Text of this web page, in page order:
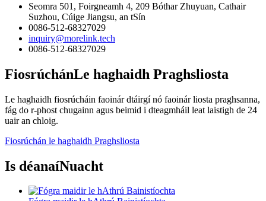
Seomra 501, Foirgneamh 4, 209 Bóthar Zhuyuan, Cathair
Suzhou, Cúige Jiangsu, an tSín
0086-512-68327029
inquiry@morelink.tech
0086-512-68327029
FiosrúchánLe haghaidh Praghsliosta
Le haghaidh fiosrúcháin faoinár dtáirgí nó faoinár liosta praghsanna,
fág do r-phost chugainn agus beimid i dteagmháil leat laistigh de 24
uair an chloig.
Fiosrúchán le haghaidh Praghsliosta
Is déanaíNuacht